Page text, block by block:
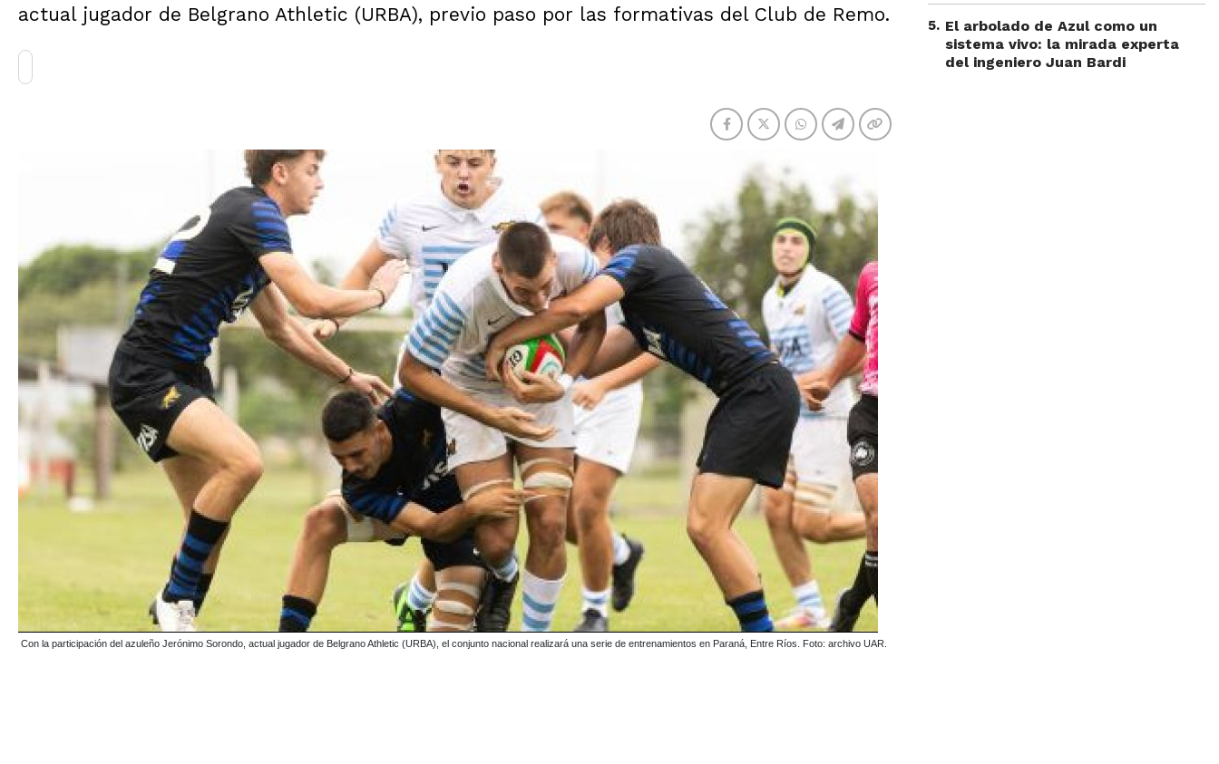
actual jugador de Belgrano Athletic (URBA), previo paso por las formativas del Club de Remo.
Con la participación del azuleño Jerónimo Sorondo, actual jugador de Belgrano Athletic (URBA), el conjunto nacional realizará una serie de entrenamientos en Paraná, Entre Ríos. Foto: archivo UAR.
5. El arbolado de Azul como un
sistema vivo: la mirada experta
del ingeniero Juan Bardi